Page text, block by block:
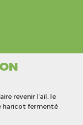
revenir l’ail, le
haricot fermenté